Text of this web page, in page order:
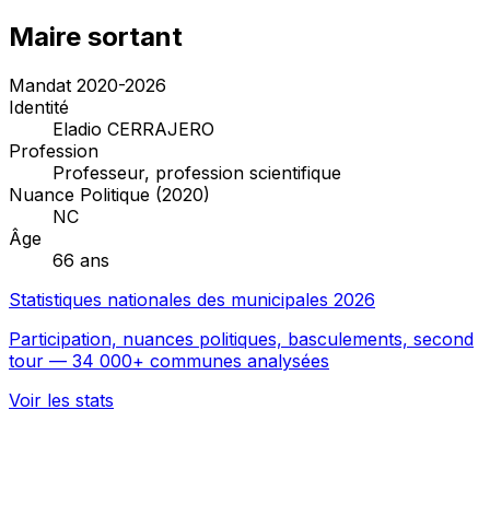
Maire sortant
Mandat 2020-2026
Identité
Eladio CERRAJERO
Profession
Professeur, profession scientifique
Nuance Politique (2020)
NC
Âge
66 ans
Statistiques nationales des municipales 2026
Participation, nuances politiques, basculements, second
tour — 34 000+ communes analysées
Voir les stats